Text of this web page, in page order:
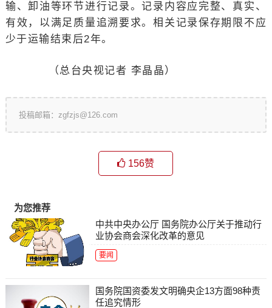
输、卸油等环节进行记录。记录内容应完整、真实、
有效，以满足质量追溯要求。相关记录保存期限不应
少于运输结束后2年。
（总台央视记者 李晶晶）
投稿邮箱：zgfzjs@126.com
156赞
为您推荐
中共中央办公厅 国务院办公厅关于推动行
业协会商会深化改革的意见
要闻
国务院国资委发文明确央企13方面98种责
任追究情形